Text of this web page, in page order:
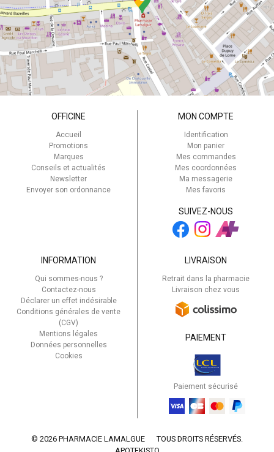
OFFICINE
Accueil
Promotions
Marques
Conseils et actualités
Newsletter
Envoyer son ordonnance
MON COMPTE
Identification
Mon panier
Mes commandes
Mes coordonnées
Ma messagerie
Mes favoris
SUIVEZ-NOUS
INFORMATION
Qui sommes-nous ?
Contactez-nous
Déclarer un effet indésirable
Conditions générales de vente
(CGV)
Mentions légales
Données personnelles
Cookies
LIVRAISON
Retrait dans la pharmacie
Livraison chez vous
PAIEMENT
Paiement sécurisé
© 2026 PHARMACIE LAMALGUE
TOUS DROITS RÉSERVÉS.